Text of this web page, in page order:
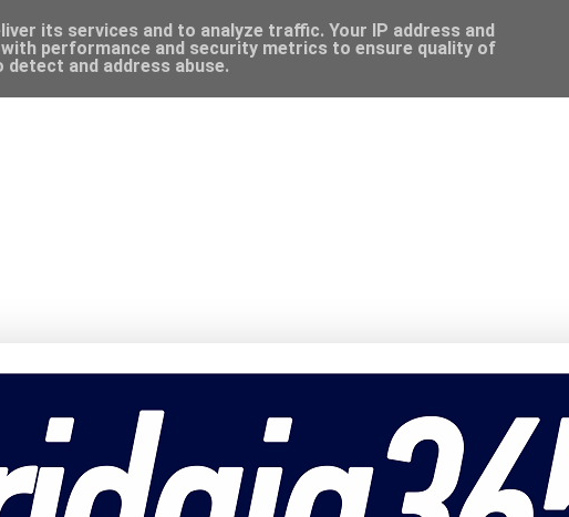
its services and to analyze traffic. Your IP address and
performance and security metrics to ensure quality of
and address abuse.